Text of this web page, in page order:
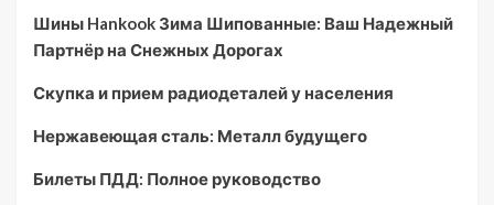
Шины Hankook Зима Шипованные: Ваш Надежный
Партнёр на Снежных Дорогах
Скупка и прием радиодеталей у населения
Нержавеющая сталь: Металл будущего
Билеты ПДД: Полное руководство